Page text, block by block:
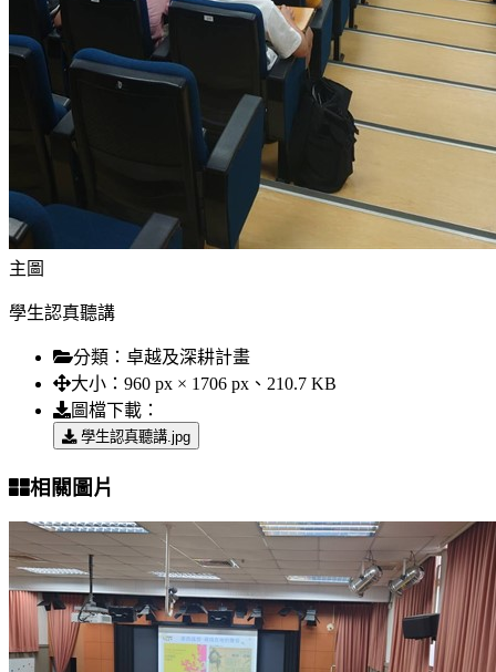
主圖
學生認真聽講
分類： 卓越及深耕計畫
大小： 960 px × 1706 px、210.7 KB
圖檔下載：
學生認真聽講.jpg
相關圖片